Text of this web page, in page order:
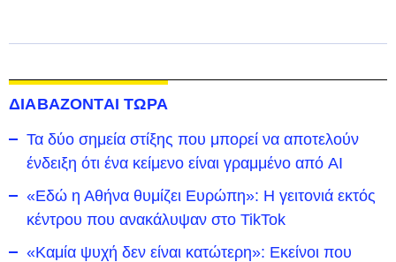
ΔΙΑΒΑΖΟΝΤΑΙ ΤΩΡΑ
Τα δύο σημεία στίξης που μπορεί να αποτελούν
ένδειξη ότι ένα κείμενο είναι γραμμένο από AI
«Εδώ η Αθήνα θυμίζει Ευρώπη»: H γειτονιά εκτός
κέντρου που ανακάλυψαν στο TikTok
«Καμία ψυχή δεν είναι κατώτερη»: Εκείνοι που